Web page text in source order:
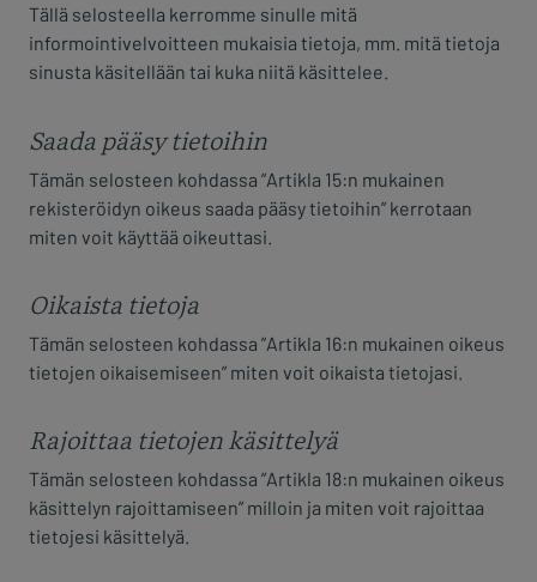
Tällä selosteella kerromme sinulle mitä
informointivelvoitteen mukaisia tietoja, mm. mitä tietoja
sinusta käsitellään tai kuka niitä käsittelee.
Saada pääsy tietoihin
Tämän selosteen kohdassa ”Artikla 15:n mukainen
rekisteröidyn oikeus saada pääsy tietoihin” kerrotaan
miten voit käyttää oikeuttasi.
Oikaista tietoja
Tämän selosteen kohdassa ”Artikla 16:n mukainen oikeus
tietojen oikaisemiseen” miten voit oikaista tietojasi.
Rajoittaa tietojen käsittelyä
Tämän selosteen kohdassa ”Artikla 18:n mukainen oikeus
käsittelyn rajoittamiseen” milloin ja miten voit rajoittaa
tietojesi käsittelyä.